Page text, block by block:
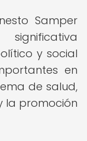
Samper
y social
en
de salud,
la promoción